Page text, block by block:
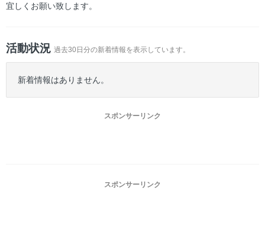
宜しくお願い致します。
活動状況 過去30日分の新着情報を表示しています。
新着情報はありません。
スポンサーリンク
スポンサーリンク